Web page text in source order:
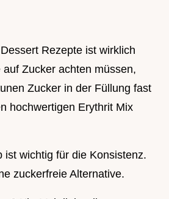
Rezepte ist wirklich
Zucker achten müssen,
Zucker in der Füllung fast
hochwertigen Erythrit Mix
ist wichtig für die Konsistenz.
zuckerfreie Alternative.